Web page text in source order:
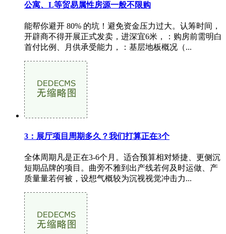
公寓、L等贸易属性房源一般不限购
能帮你避开 80% 的坑！避免资金压力过大。认筹时间，
开辟商不得开展正式发卖，进深宜6米，：购房前需明白
首付比例、月供承受能力，：基层地板概况（...
3：展厅项目周期多久？我们打算正在3个
全体周期凡是正在3-6个月。适合预算相对矫捷、更侧沉
短期品牌的项目。曲旁不雅到出产线若何及时运做、产
质量量若何被，设想气概较为沉视视觉冲击力...